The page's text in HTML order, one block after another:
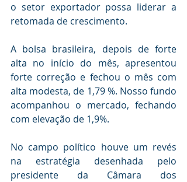
o setor exportador possa liderar a
retomada de crescimento.
A bolsa brasileira, depois de forte
alta no início do mês, apresentou
forte correção e fechou o mês com
alta modesta, de 1,79 %. Nosso fundo
acompanhou o mercado, fechando
com elevação de 1,9%.
No campo político houve um revés
na estratégia desenhada pelo
presidente da Câmara dos